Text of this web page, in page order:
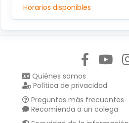
Horarios disponibles
Quiénes somos
Política de privacidad
Preguntas más frecuentes
Recomienda a un colega